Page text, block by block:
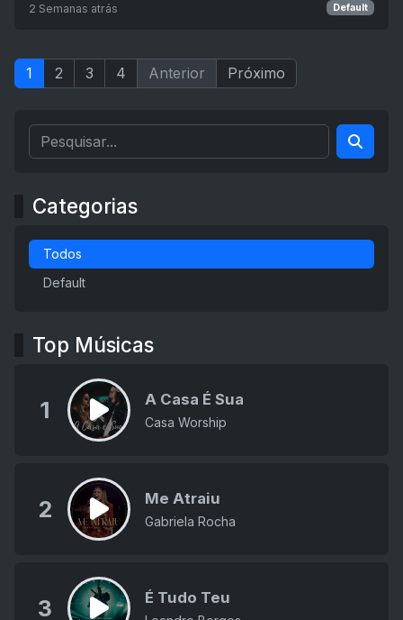
2 Semanas atrás Default
1 2 3 4 Anterior Próximo
Categorias
Todos
Default
Top Músicas
1 A Casa É Sua
Casa Worship
2 Me Atraiu
Gabriela Rocha
3 É Tudo Teu